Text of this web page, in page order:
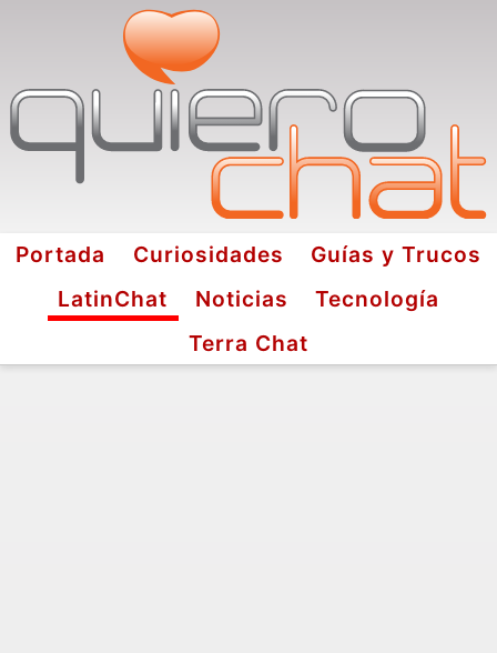
Portada Curiosidades
Guías y Trucos
LatinChat
Noticias
Tecnología
Terra Chat